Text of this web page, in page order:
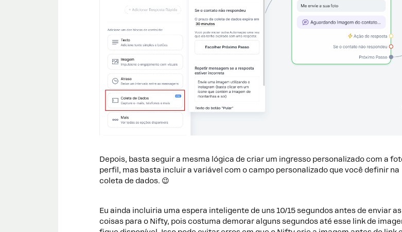
Depois, basta seguir a mesma lógica de criar um ingresso personalizado com a
perfil, mas basta incluir a variável com o campo personalizado que você definir na
coleta de dados. 😉
Eu ainda incluiria uma espera inteligente de uns 10/15 segundos antes de enviar as
coisas para o Nifty, pois costuma demorar alguns segundos até esse link de